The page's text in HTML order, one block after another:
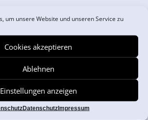
um unsere Website und unseren Service zu
Cookies akzeptieren
Ablehnen
Einstellungen anzeigen
DatenschutzImpressum
HERR